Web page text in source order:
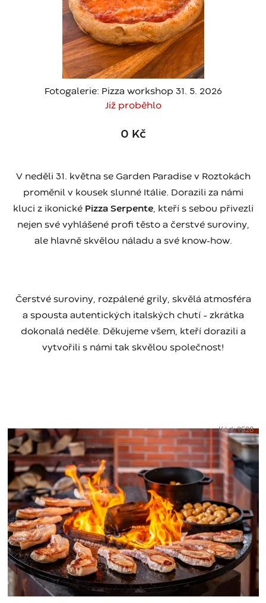
Fotogalerie: Pizza workshop 31. 5. 2026
Již proběhlo
0 Kč
V neděli 31. května se Garden Paradise v Roztokách
proměnil v kousek slunné Itálie. Dorazili za námi
kluci z ikonické Pizza Serpente, kteří s sebou přivezli
nejen své vyhlášené profi těsto a čerstvé suroviny,
ale hlavně skvělou náladu a své know-how.
Čerstvé suroviny, rozpálené grily, skvělá atmosféra
a spousta autentických italských chutí – zkrátka
dokonalá neděle. Děkujeme všem, kteří dorazili a
vytvořili s námi tak skvělou společnost!
Kód:9528